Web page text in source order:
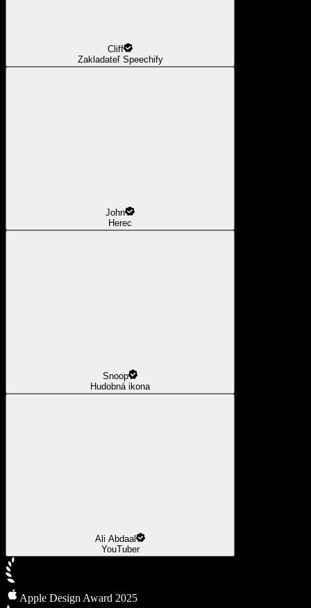
Cliff
Zakladateľ Speechify
John
Herec
Snoop
Hudobná ikona
Ali Abdaal
YouTuber
Apple Design Award 2025